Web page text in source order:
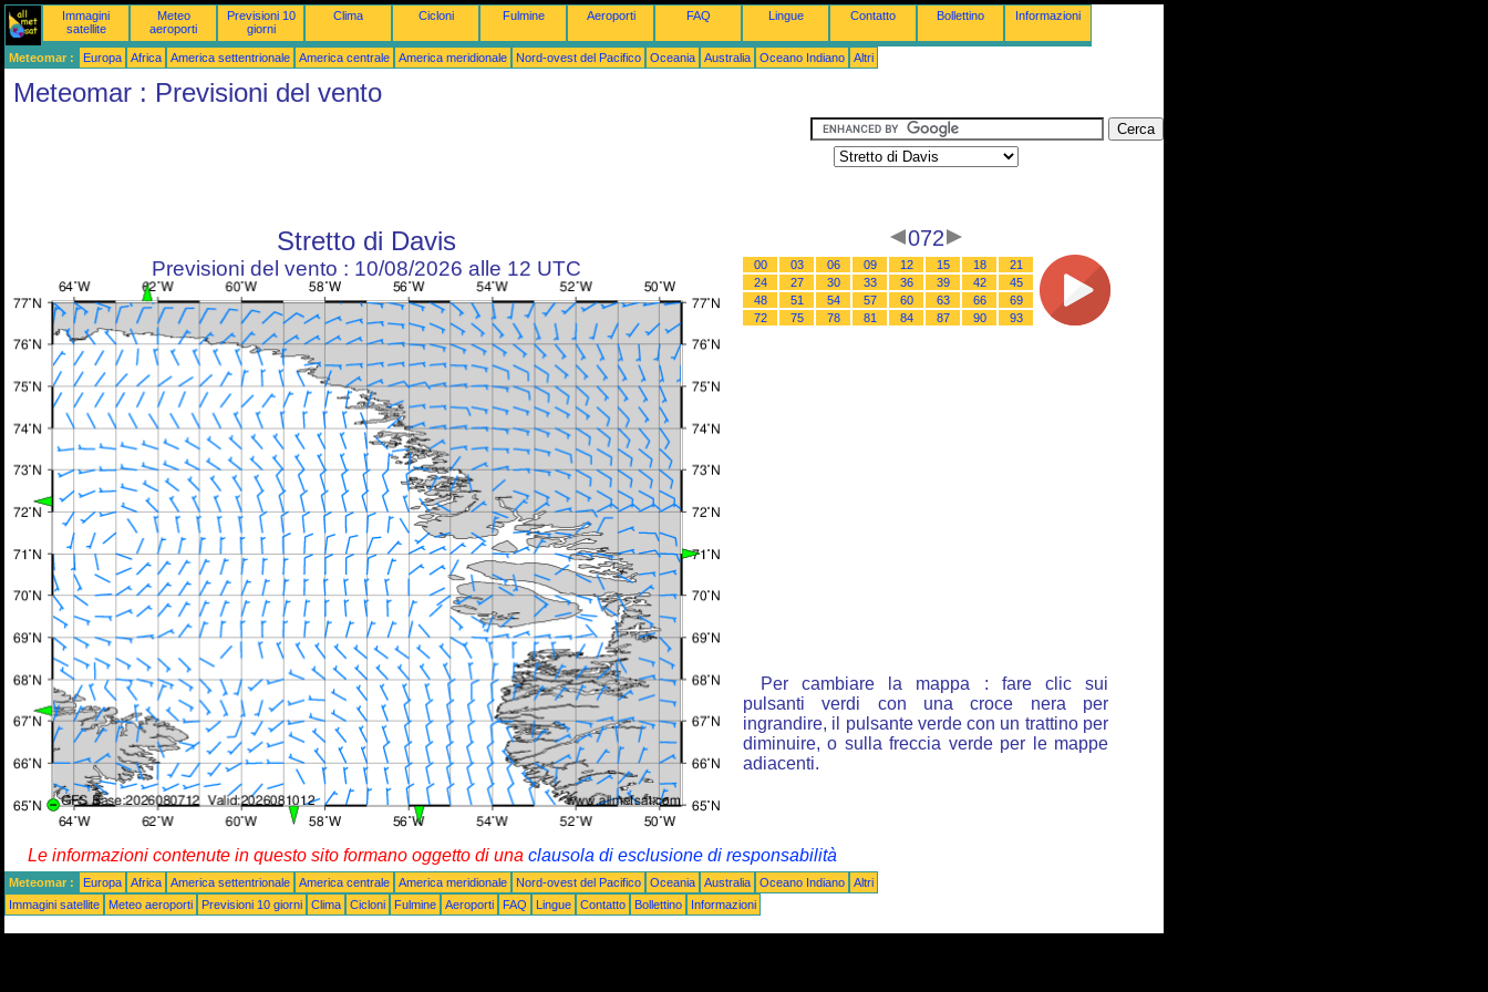
Immagini
satellite
Meteo
aeroporti
Previsioni 10
giorni
Clima Cicloni Fulmine Aeroporti FAQ Lingue Contatto Bollettino Informazioni
Meteomar : Europa Africa America settentrionale America centrale America meridionale Nord-ovest del Pacifico Oceania Australia Oceano Indiano Altri
Meteomar : Previsioni del vento
Stretto di Davis
Previsioni del vento : 10/08/2026 alle 12 UTC
072
00 03 06 09 12 15 18
21
24
27 30 33 36 39 42
45
48
51 54 57 60 63 66
69
72
75 78 81 84 87 90 93
Per cambiare la mappa : fare clic sui
pulsanti verdi con una croce nera per
ingrandire, il pulsante verde con un trattino per
diminuire, o sulla freccia verde per le mappe
adiacenti.
Le informazioni contenute in questo sito formano oggetto di una clausola di esclusione di responsabilità
Meteomar : Europa Africa America settentrionale America centrale America meridionale Nord-ovest del Pacifico Oceania Australia Oceano Indiano
Altri
Immagini satellite
Meteo aeroporti Previsioni 10 giorni Clima Cicloni Fulmine Aeroporti FAQ Lingue Contatto Bollettino Informazioni